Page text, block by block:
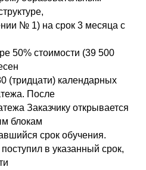
№ 1) на срок 3 месяца с
50% стоимости (39 500
(тридцати) календарных
После
Заказчику открывается
блокам
срок обучения.
в указанный срок,